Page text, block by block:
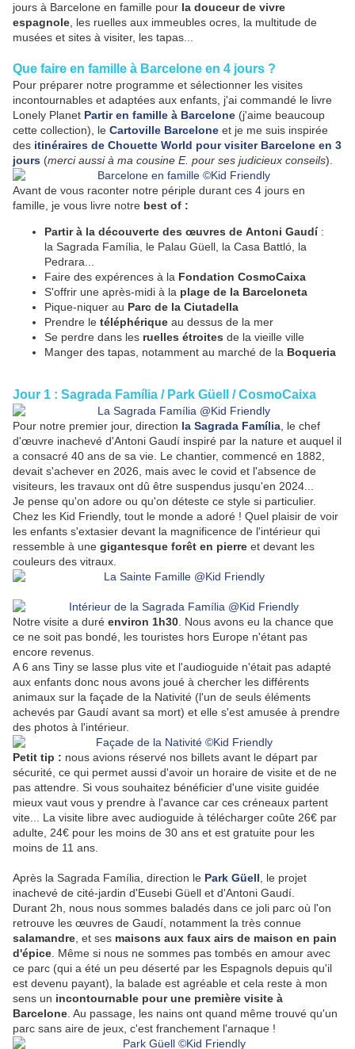
jours à Barcelone en famille pour la douceur de vivre
espagnole , les ruelles aux immeubles ocres, la multitude de
musées et sites à visiter, les tapas...
Que faire en famille à Barcelone en 4 jours ?
Pour préparer notre programme et sélectionner les visites
incontournables et adaptées aux enfants, j'ai commandé le livre
Lonely Planet Partir en famille à Barcelone (j'aime beaucoup
cette collection), le Cartoville Barcelone et je me suis inspirée
des itinéraires de Chouette World pour visiter Barcelone en 3
jours (merci aussi à ma cousine E. pour ses judicieux conseils).
Avant de vous raconter notre périple durant ces 4 jours en
famille, je vous livre notre best of :
Partir à la découverte des œuvres de Antoni Gaudí:
la Sagrada Família, le Palau Güell, la Casa Battló, la
Pedrara...
Faire des expérences à la Fondation CosmoCaixa
S'offrir une après-midi à la plage de la Barceloneta
Pique-niquer au Parc de la Ciutadella
Prendre le téléphérique au dessus de la mer
Se perdre dans les ruelles étroites de la vieille ville
Manger des tapas, notamment au marché de la Boqueria
Jour 1 : Sagrada Famí lia / Park Güell / CosmoCaixa
Pour notre premier jour, direction la Sagrada Família , le chef
d'œuvre inachevé d'Antoni Gaudí inspiré par la nature et auquel il
a consacré 40 ans de sa vie. Le chantier, commencé en 1882,
devait s'achever en 2026, mais avec le covid et l'absence de
visiteurs, les travaux ont dû être suspendus jusqu'en 2024...
Je pense qu'on adore ou qu'on déteste ce style si particulier.
Chez les Kid Friendly, tout le monde a adoré ! Quel plaisir de voir
les enfants s'extasier devant la magnificence de l'intérieur qui
ressemble à une gigantesque forêt en pierre et devant les
couleurs des vitraux.
Notre visite a duré environ 1h30 . Nous avons eu la chance que
ce ne soit pas bondé, les touristes hors Europe n'étant pas
encore revenus.
A 6 ans Tiny se lasse plus vite et l'audioguide n'était pas adapté
aux enfants donc nous avons joué à chercher les différents
animaux sur la façade de la Nativité (l'un de seuls éléments
achevés par Gaudí avant sa mort) et elle s'est amusée à prendre
des photos à l'intérieur.
Petit tip : nous avions réservé nos billets avant le départ par
sécurité, ce qui permet aussi d'avoir un horaire de visite et de ne
pas attendre. Si vous souhaitez bénéficier d'une visite guidée
mieux vaut vous y prendre à l'avance car ces créneaux partent
vite... La visite libre avec audioguide à télécharger coûte 26€ par
adulte, 24€ pour les moins de 30 ans et est gratuite pour les
moins de 11 ans.
Après la Sagrada Família, direction le Park Güell , le projet
inachevé de cité-jardin d'Eusebi Güell et d'Antoni Gaudí.
Durant 2h, nous nous sommes baladés dans ce joli parc où l'on
retrouve les œuvres de Gaudí, notamment la très connue
salamandre , et ses maisons aux faux airs de maison en pain
d'épice . Même si nous ne sommes pas tombés en amour avec
ce parc (qui a été un peu déserté par les Espagnols depuis qu'il
est devenu payant), la balade est agréable et cela reste à mon
sens un incontournable pour une première visite à
Barcelone . Au passage, les nains ont quand même trouvé qu'un
parc sans aire de jeux, c'est franchement l'arnaque !